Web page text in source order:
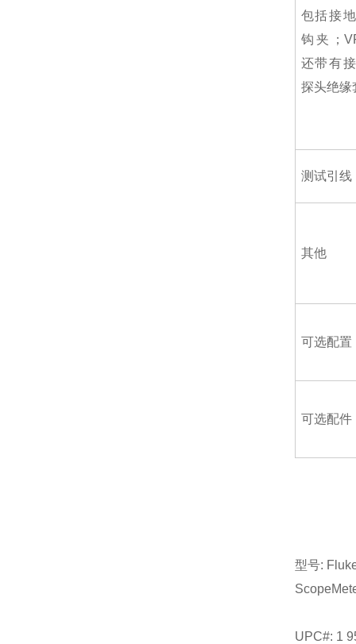
包括接
钩夹；
还带有
探头绝缘
测试引线
其他
可选配置
可选配件
型号:
UPC#: 1